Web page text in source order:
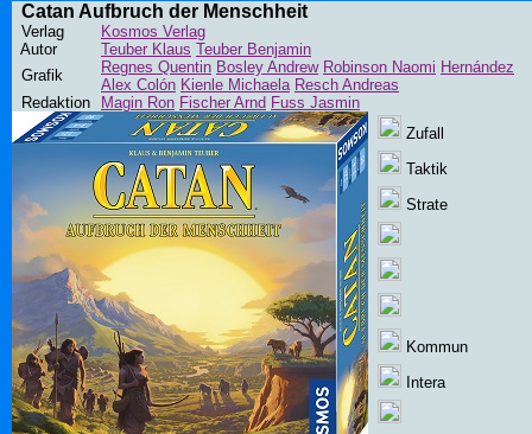
Catan Aufbruch der Menschheit
Verlag
Kosmos Verlag
Autor
Teuber Klaus Teuber Benjamin
Grafik
Regnes Quentin Bosley Andrew Robinson Naomi Hernández
Alex Colón Kienle Michaela Resch Andreas
Redaktion
Magin Ron Fischer Arnd Fuss Jasmin
Zufall
Taktik
Strate
Kommun
Intera